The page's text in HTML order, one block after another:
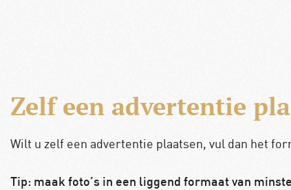
Zelf een advertentie
Wilt u zelf een advertentie plaatsen, vul dan het
Tip: maak foto’s in een liggend formaat van